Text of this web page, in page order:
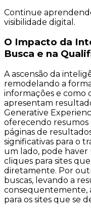
Continue
visibilidade digital.
O Impacto da
Busca e na
A ascensão da
remodelando a
informações e como
apresentam
Generative
oferecendo resumos
páginas de
significativas para o
um lado, pode
cliques para sites
diretamente. Por
buscas, levando a
consequentemente,
para os sites que se